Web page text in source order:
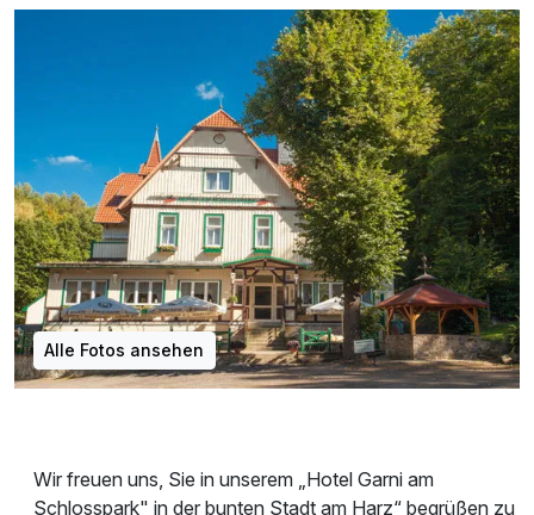
Alle Fotos ansehen
Wir freuen uns, Sie in unserem „Hotel Garni am
Schlosspark" in der bunten Stadt am Harz“ begrüßen zu